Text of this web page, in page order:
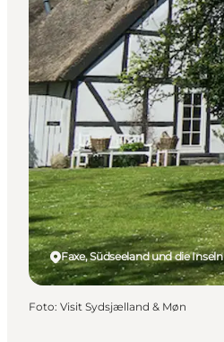
Faxe, Südseeland und die Inseln
Foto: Visit Sydsjælland & Møn